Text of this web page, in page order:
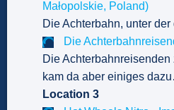
Małopolskie, Poland)
Die Achterbahn, unter
Die
Die
kam da aber einiges
Location 3